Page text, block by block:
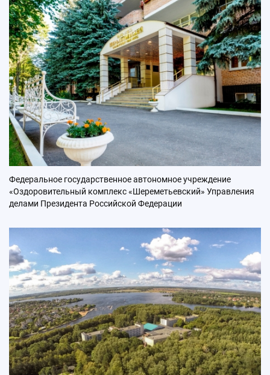
Федеральное государственное автономное учреждение
«Оздоровительный комплекс «Шереметьевский» Управления
делами Президента Российской Федерации